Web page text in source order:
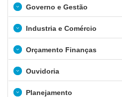
Governo e Gestão
Industria e Comércio
Orçamento Finanças
Ouvidoria
Planejamento